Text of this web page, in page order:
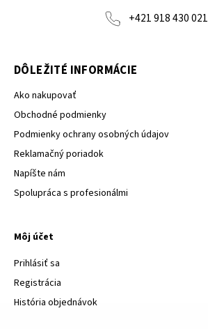
+421 918 430 021
DÔLEŽITÉ INFORMÁCIE
Ako nakupovať
Obchodné podmienky
Podmienky ochrany osobných údajov
Reklamačný poriadok
Napíšte nám
Spolupráca s profesionálmi
Môj účet
Prihlásiť sa
Registrácia
História objednávok